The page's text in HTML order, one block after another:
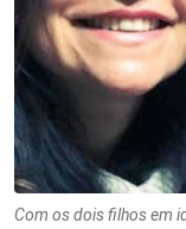
Com os dois filhos em